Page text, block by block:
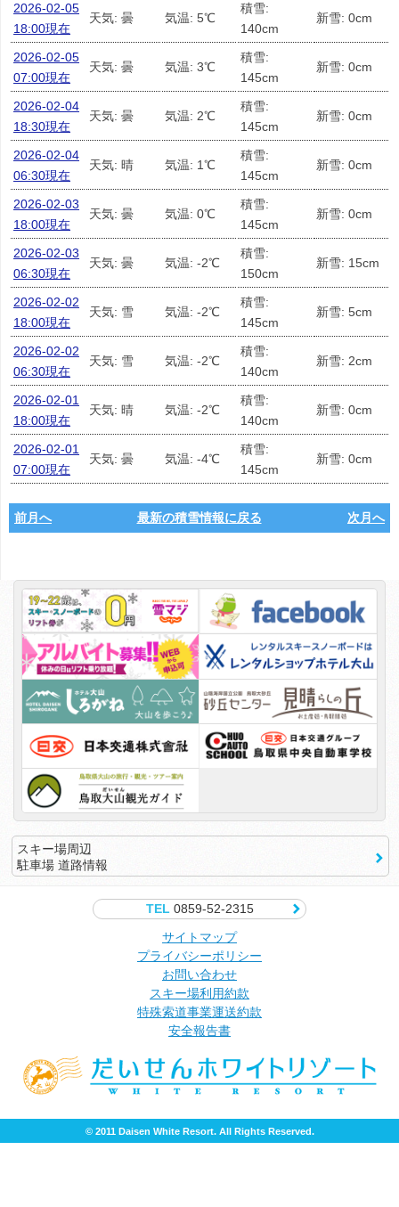
2026-02-05
18:00現在
天気: 曇 気温: 5℃
積雪:
140cm
新雪: 0cm
2026-02-05
07:00現在
天気: 曇 気温: 3℃
積雪:
145cm
新雪: 0cm
2026-02-04
18:30現在
天気: 曇 気温: 2℃
積雪:
145cm
新雪: 0cm
2026-02-04
06:30現在
天気: 晴 気温: 1℃
積雪:
145cm
新雪: 0cm
2026-02-03
18:00現在
天気: 曇 気温: 0℃
積雪:
145cm
新雪: 0cm
2026-02-03
06:30現在
天気: 曇 気温: -2℃
積雪:
150cm
新雪: 15cm
2026-02-02
18:00現在
天気: 雪 気温: -2℃
積雪:
145cm
新雪: 5cm
2026-02-02
06:30現在
天気: 雪 気温: -2℃
積雪:
140cm
新雪: 2cm
2026-02-01
18:00現在
天気: 晴 気温: -2℃
積雪:
140cm
新雪: 0cm
2026-02-01
07:00現在
天気: 曇 気温: -4℃
積雪:
145cm
新雪: 0cm
前月へ 最新の積雪情報に戻る 次月へ
スキー場周辺
駐車場 道路情報
TEL0859-52-2315
サイトマップ
プライバシーポリシー
お問い合わせ
スキー場利用約款
特殊索道事業運送約款
安全報告書
© 2011 Daisen White Resort. All Rights Reserved.